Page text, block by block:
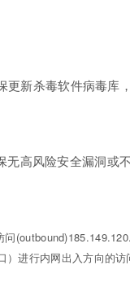
新杀毒软件病毒库
无高风险安全漏洞或
问
进行内网出入方向的